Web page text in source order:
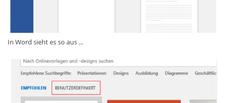
In Word sieht es so aus ...